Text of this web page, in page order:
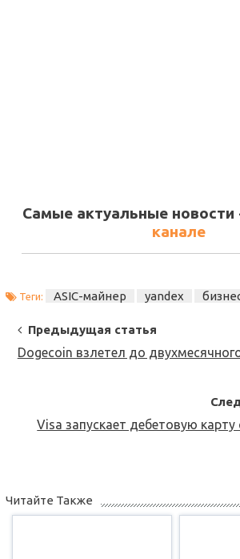
Самые актуальные новости
канале
Теги: ASIC-майнер yandex
Post
Navigation
Предыдущая статья
Dogecoin взлетел до
Visa запускает дебетовую
Читайте Также